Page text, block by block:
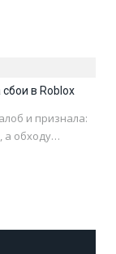
в Roblox
и признала:
а обходу…